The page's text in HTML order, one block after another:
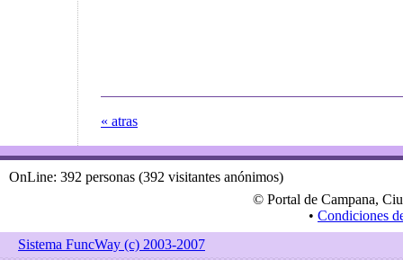
« atras
OnLine: 392 personas (392 visitantes anónimos)
© Portal de Campana,
• Condiciones
Sistema FuncWay (c) 2003-2007